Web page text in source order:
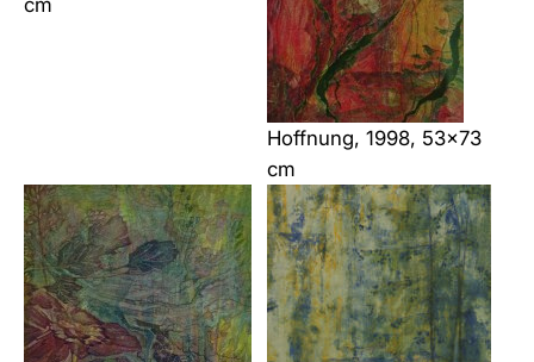
Hoffnung, 1998, 53×73
cm